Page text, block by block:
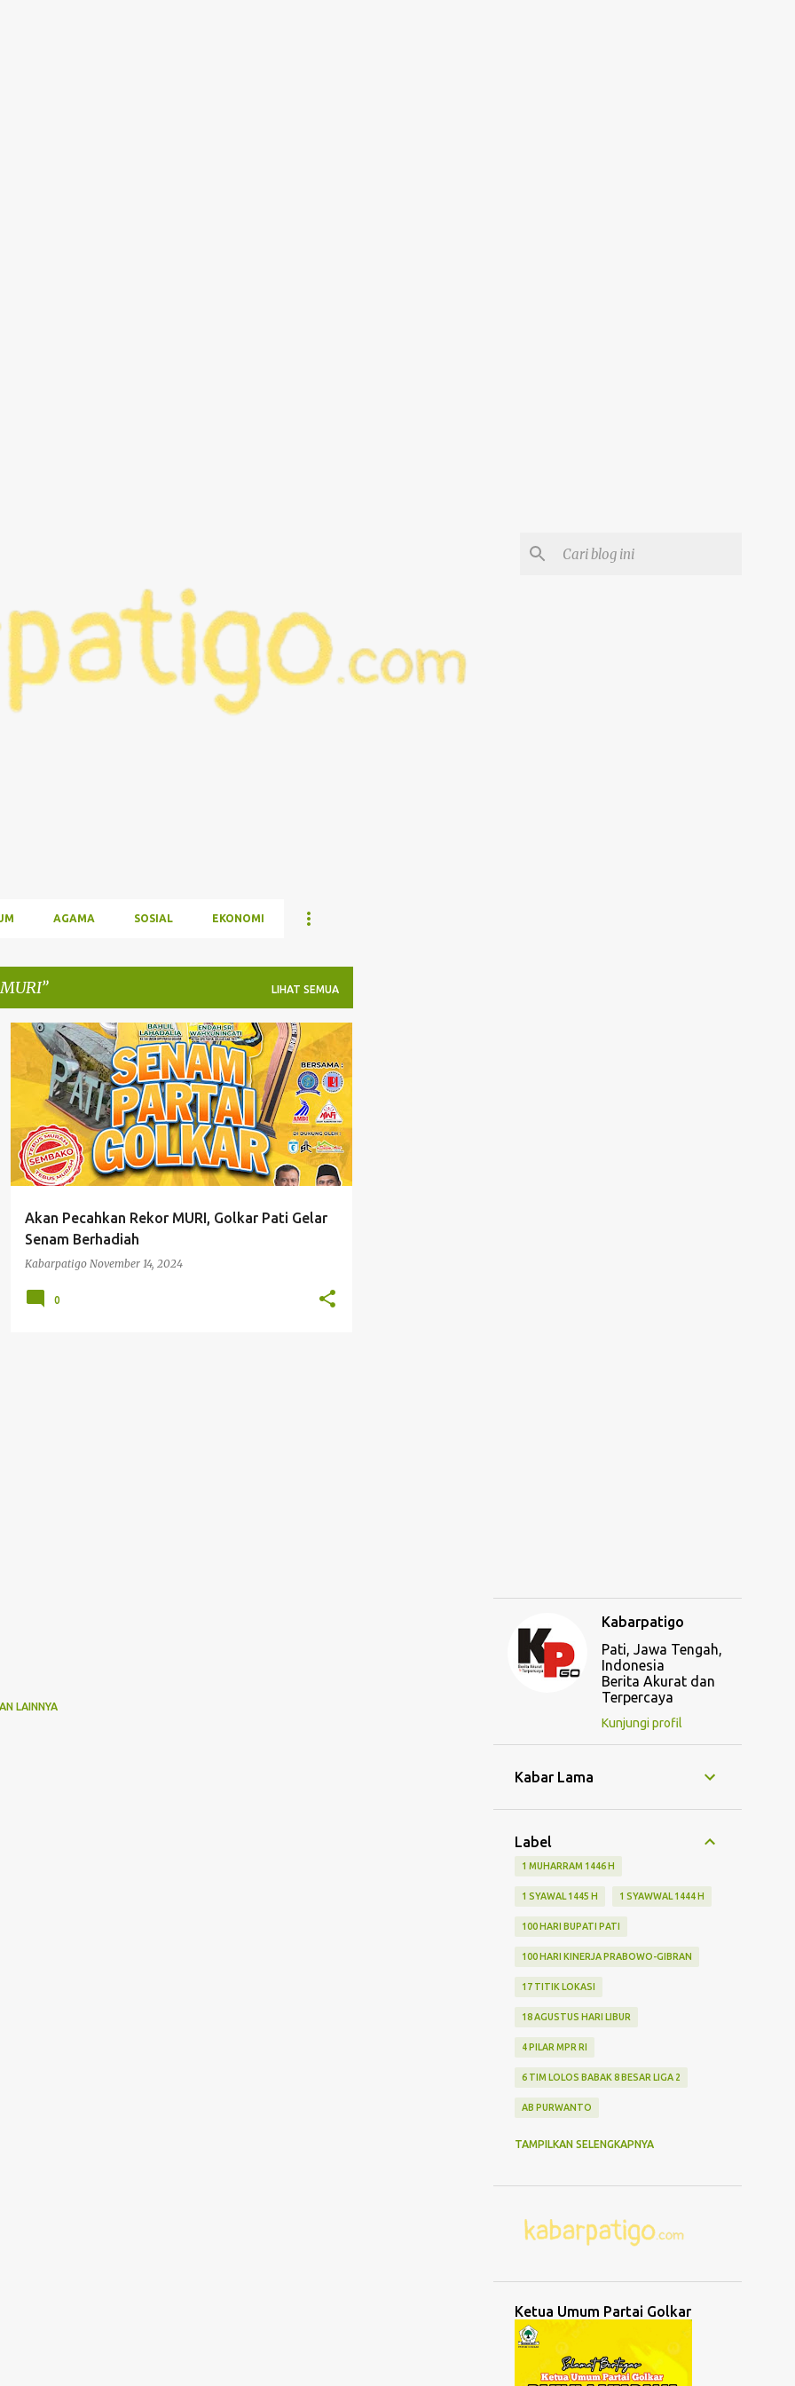
AGAMA SOSIAL EKONOMI
LIHAT SEMUA
Akan Pecahkan Rekor MURI, Golkar Pati Gelar
Senam Berhadiah
Kabarpatigo November 14, 2024
DPD GOLKAR PATI PARTAI GOLKAR REKOR MURI
SENAM BERHADIAH +
SENAM SERENTAK PARTAI GOLKAR
0
LAINNYA
Kabarpatigo
Pati, Jawa Tengah,
Indonesia
Berita Akurat dan
Terpercaya
Kunjungi profil
Kabar Lama
Label
1 MUHARRAM 1446 H
1 SYAWAL 1445 H 1 SYAWWAL 1444 H
100 HARI BUPATI PATI
100 HARI KINERJA PRABOWO-GIBRAN
17 TITIK LOKASI
18 AGUSTUS HARI LIBUR
4 PILAR MPR RI
6 TIM LOLOS BABAK 8 BESAR LIGA 2
AB PURWANTO
ABURIZAL BAKRIE ACMU
AGRO WISATA MELON
AGUNG DANARTO AGUNG LAKSONO
AGUS EKO WIBOWO
TAMPILKAN SELENGKAPNYA
Ketua Umum Partai Golkar